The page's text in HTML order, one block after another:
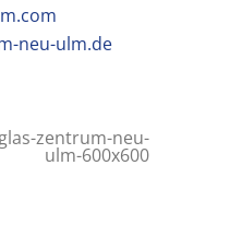
neu-ulm.de